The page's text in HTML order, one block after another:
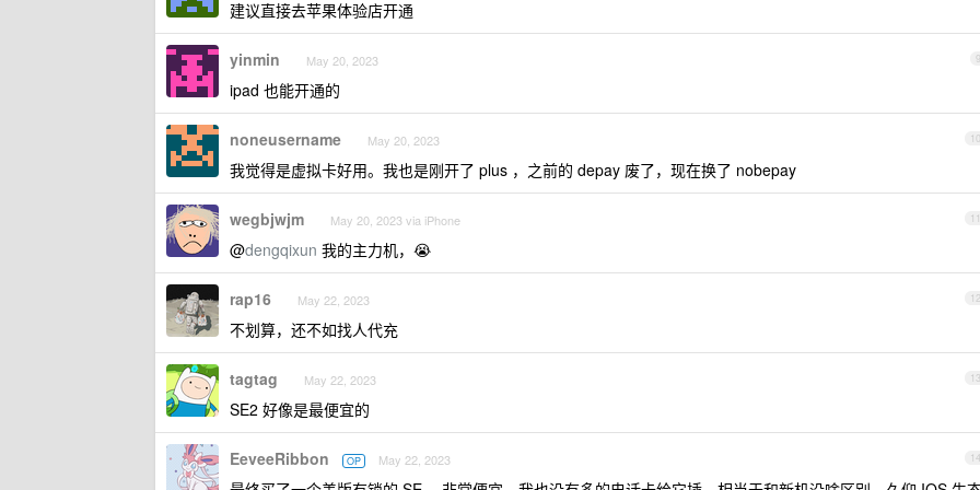
建议直接去苹果体验店开通
9
yinmin May 20, 2023
ipad 也能开通的
10
noneusername May 20, 2023
我觉得是虚拟卡好用。我也是刚开了 plus ，之前的 depay 废了，现在换了 nobepay
11
wegbjwjm May 20, 2023 via iPhone
@dengqixun 我的主力机，😭
12
rap16 May 22, 2023
不划算，还不如找人代充
13
tagtag May 22, 2023
SE2 好像是最便宜的
14
EeveeRibbon OP May 22, 2023